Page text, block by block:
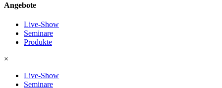
Angebote
Live-Show
Seminare
Produkte
×
Live-Show
Seminare